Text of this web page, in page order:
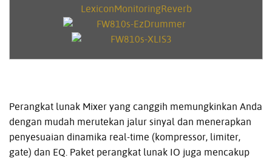
Perangkat lunak Mixer yang canggih memungkinkan Anda
dengan mudah merutekan jalur sinyal dan menerapkan
penyesuaian dinamika real-time (kompressor, limiter,
gate) dan EQ. Paket perangkat lunak IO juga mencakup